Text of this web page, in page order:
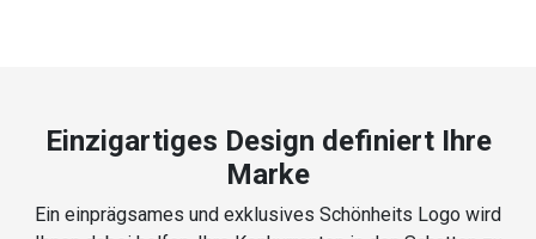
Einzigartiges Design definiert Ihre
Marke
Ein einprägsames und exklusives Schönheits Logo wird